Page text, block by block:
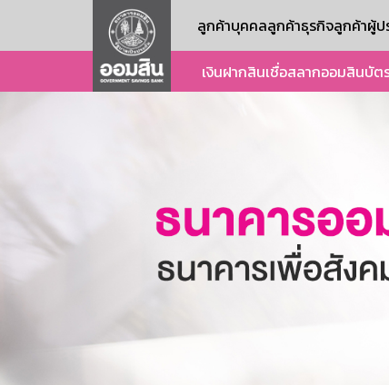
ลูกค้าบุคคลลูกค้าธุรกิจลูกค้าผู้ป
เงินฝากสินเชื่อสลากออมสินบัต